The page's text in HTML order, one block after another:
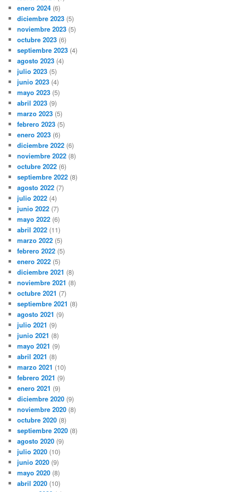
enero 2024 (6)
diciembre 2023 (5)
noviembre 2023 (5)
octubre 2023 (6)
septiembre 2023 (4)
agosto 2023 (4)
julio 2023 (5)
junio 2023 (4)
mayo 2023 (5)
abril 2023 (9)
marzo 2023 (5)
febrero 2023 (5)
enero 2023 (6)
diciembre 2022 (6)
noviembre 2022 (8)
octubre 2022 (6)
septiembre 2022 (8)
agosto 2022 (7)
julio 2022 (4)
junio 2022 (7)
mayo 2022 (6)
abril 2022 (11)
marzo 2022 (5)
febrero 2022 (5)
enero 2022 (5)
diciembre 2021 (8)
noviembre 2021 (8)
octubre 2021 (7)
septiembre 2021 (8)
agosto 2021 (9)
julio 2021 (9)
junio 2021 (8)
mayo 2021 (9)
abril 2021 (8)
marzo 2021 (10)
febrero 2021 (9)
enero 2021 (9)
diciembre 2020 (9)
noviembre 2020 (8)
octubre 2020 (8)
septiembre 2020 (8)
agosto 2020 (9)
julio 2020 (10)
junio 2020 (9)
mayo 2020 (8)
abril 2020 (10)